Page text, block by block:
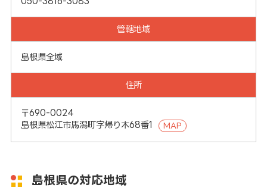
管轄地域
島根県全域
住所
〒690-0024
島根県松江市馬潟町字帰り木68番1
MAP
島根県の対応地域